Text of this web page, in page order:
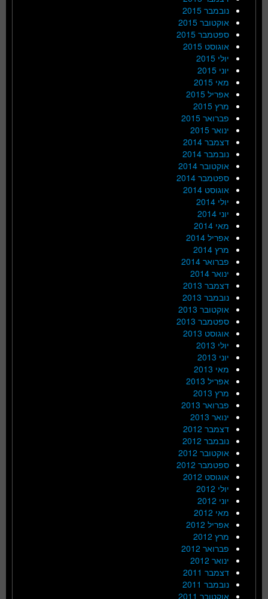
נובמבר 2015
אוקטובר 2015
ספטמבר 2015
אוגוסט 2015
יולי 2015
יוני 2015
מאי 2015
אפריל 2015
מרץ 2015
פברואר 2015
ינואר 2015
דצמבר 2014
נובמבר 2014
אוקטובר 2014
ספטמבר 2014
אוגוסט 2014
יולי 2014
יוני 2014
מאי 2014
אפריל 2014
מרץ 2014
פברואר 2014
ינואר 2014
דצמבר 2013
נובמבר 2013
אוקטובר 2013
ספטמבר 2013
אוגוסט 2013
יולי 2013
יוני 2013
מאי 2013
אפריל 2013
מרץ 2013
פברואר 2013
ינואר 2013
דצמבר 2012
נובמבר 2012
אוקטובר 2012
ספטמבר 2012
אוגוסט 2012
יולי 2012
יוני 2012
מאי 2012
אפריל 2012
מרץ 2012
פברואר 2012
ינואר 2012
דצמבר 2011
נובמבר 2011
אוקטובר 2011